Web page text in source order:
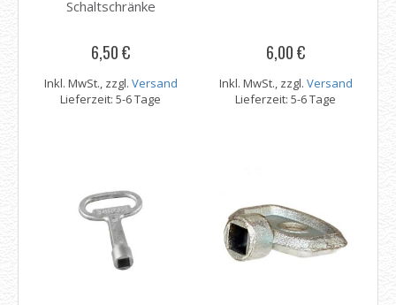
Schaltschränke
6,50 €
Inkl. MwSt., zzgl. Versand
Lieferzeit: 5-6 Tage
6,00 €
Inkl. MwSt., zzgl. Versand
Lieferzeit: 5-6 Tage